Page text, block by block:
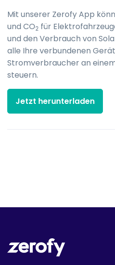
Mit unserer Zerofy App
und CO2 für
und den Verbrauch von
alle Ihre verbundenen
Stromverbraucher an
steuern.
Jetzt herunterladen